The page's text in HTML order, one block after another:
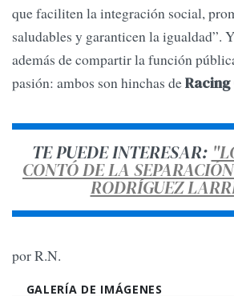
que faciliten la integración social,
saludables y garanticen la igualdad”.
además de compartir la función
pasión: ambos son hinchas deRacing
TE PUEDE INTERESAR:
CONTÓ DE LA
RODRÍGUEZ
por R.N.
GALERÍA DE IMÁGENES